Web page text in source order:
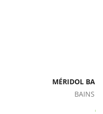
400ML